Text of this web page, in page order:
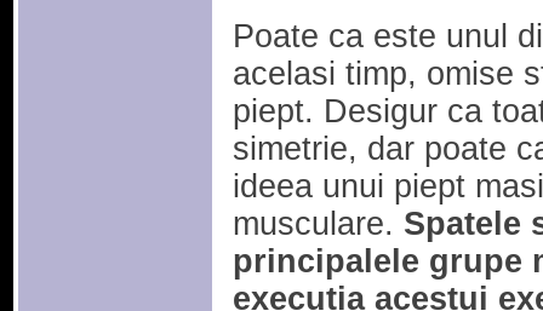
Poate ca este unul
acelasi timp, omise
piept. Desigur ca
simetrie, dar poate
ideea unui piept
musculare. Spatele
principalele grupe
executia acestui